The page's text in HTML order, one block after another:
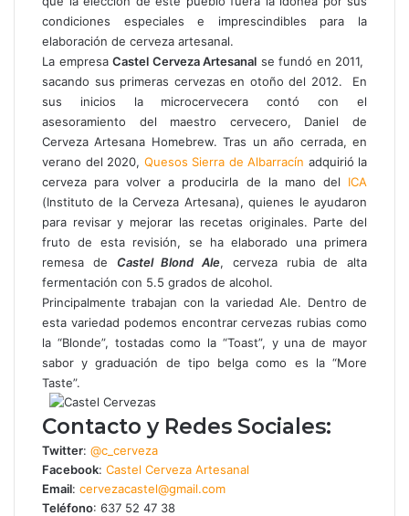
condiciones especiales e imprescindibles para la
elaboración de cerveza artesanal.
La empresa Castel Cerveza Artesanal se fundó en 2011,
sacando sus primeras cervezas en otoño del 2012. En
sus inicios la microcervecera contó con el
asesoramiento del maestro cervecero, Daniel de
Cerveza Artesana Homebrew. Tras un año cerrada, en
verano del 2020, Quesos Sierra de Albarracín adquirió la
cerveza para volver a producirla de la mano del ICA
(Instituto de la Cerveza Artesana), quienes le ayudaron
para revisar y mejorar las recetas originales. Parte del
fruto de esta revisión, se ha elaborado una primera
remesa de Castel Blond Ale, cerveza rubia de alta
fermentación con 5.5 grados de alcohol.
Principalmente trabajan con la variedad Ale. Dentro de
esta variedad podemos encontrar cervezas rubias como
la “Blonde”, tostadas como la “Toast”, y una de mayor
sabor y graduación de tipo belga como es la “More
Taste”.
Contacto y Redes Sociales:
Twitter: @c_cerveza
Facebook: Castel Cerveza Artesanal
Email: cervezacastel@gmail.com
Teléfono: 637 52 47 38